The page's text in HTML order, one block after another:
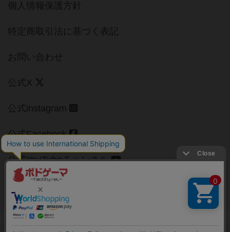
個人情報保護方針
特定商取引法に基づく表記
お問い合わせ
公式X
公式instagram
公式Facebook
公式YouTubeチャンネル